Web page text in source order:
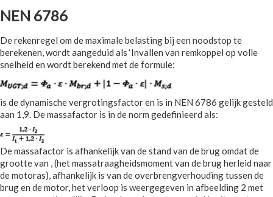
NEN 6786
De rekenregel om de maximale belasting bij een noodstop te
berekenen, wordt aangeduid als ‘Invallen van remkoppel op volle
snelheid en wordt berekend met de formule:
is de dynamische vergrotingsfactor en is in NEN 6786 gelijk gesteld
aan 1,9. De massafactor is in de norm gedefinieerd als:
De massafactor is afhankelijk van de stand van de brug omdat de
grootte van , (het massatraagheidsmoment van de brug herleid naar
de motoras), afhankelijk is van de overbrengverhouding tussen de
brug en de motor, het verloop is weergegeven in afbeelding 2 met